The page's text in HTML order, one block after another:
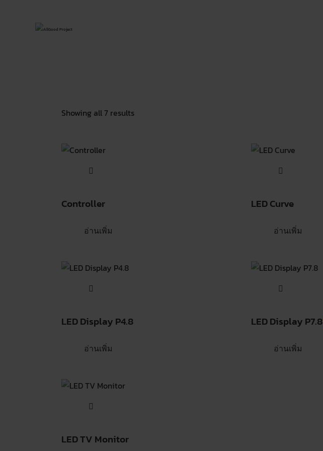
Showing all 7 results
Controller
อ่านเพิ่ม
LED Curve
อ่านเพิ่ม
LED Display P4.8
อ่านเพิ่ม
LED Display P7.8
อ่านเพิ่ม
LED TV Monitor